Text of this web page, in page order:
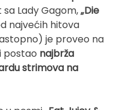
sa Lady Gagom,„Die
najvećih hitova
je proveo na
postao najbrža
strimova na